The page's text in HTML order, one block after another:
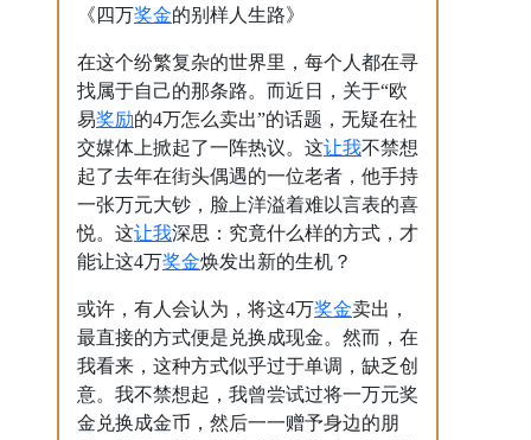
《四万奖金的别样人生路》
在这个纷繁复杂的世界里，每个人都在寻
找属于自己的那条路。而近日，关于“欧
易奖励的4万怎么卖出”的话题，无疑在社
交媒体上掀起了一阵热议。这让我不禁想
起了去年在街头偶遇的一位老者，他手持
一张万元大钞，脸上洋溢着难以言表的喜
悦。这让我深思：究竟什么样的方式，才
能让这4万奖金焕发出新的生机？
或许，有人会认为，将这4万奖金卖出，
最直接的方式便是兑换成现金。然而，在
我看来，这种方式似乎过于单调，缺乏创
意。我不禁想起，我曾尝试过将一万元奖
金兑换成金币，然后一一赠予身边的朋